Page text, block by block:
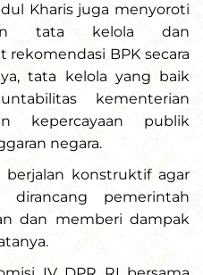
Kharis juga menyoroti
tata kelola dan
BPK secara
tata kelola yang baik
kementerian
kepercayaan publik
negara.
berjalan konstruktif agar
pemerintah
dan memberi dampak